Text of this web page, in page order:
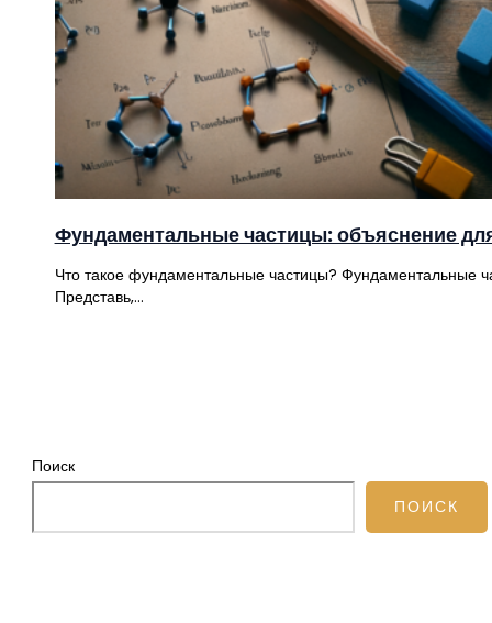
Фундаментальные частицы: объяснение
Что такое фундаментальные частицы? Фундаментальные
Представь,…
Поиск
ПОИСК